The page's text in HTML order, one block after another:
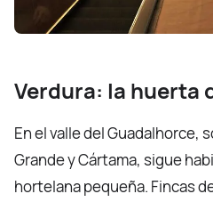
Verdura: la huerta
En el valle del Guadalhorce,
Grande y Cártama, sigue
hortelana pequeña. Fincas